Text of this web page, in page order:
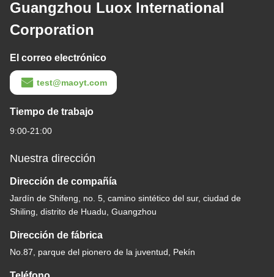
Guangzhou Luox International
Corporation
El correo electrónico
test@maoyt.com
Tiempo de trabajo
9:00-21:00
Nuestra dirección
Dirección de compañía
Jardín de Shifeng, no. 5, camino sintético del sur, ciudad de
Shiling, distrito de Huadu, Guangzhou
Dirección de fábrica
No.87, parque del pionero de la juventud, Pekín